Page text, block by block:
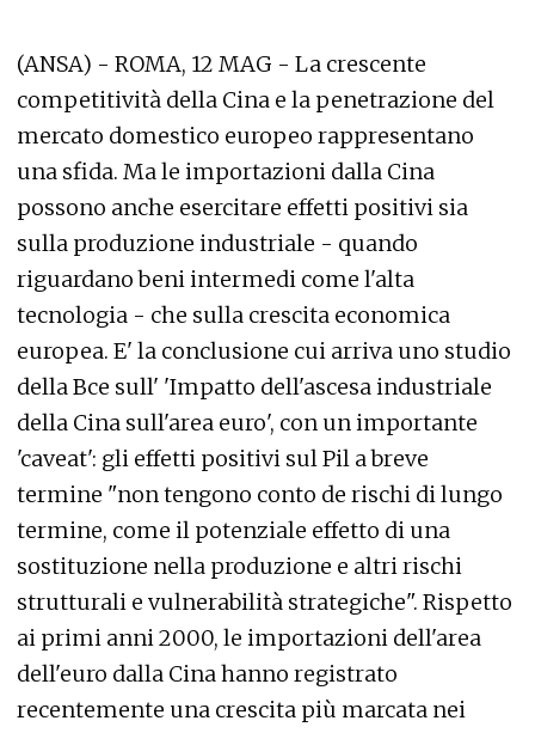
(ANSA) - ROMA, 12 MAG - La crescente
competitività della Cina e la penetrazione del
mercato domestico europeo rappresentano
una sfida. Ma le importazioni dalla Cina
possono anche esercitare effetti positivi sia
sulla produzione industriale - quando
riguardano beni intermedi come l'alta
tecnologia - che sulla crescita economica
europea. E' la conclusione cui arriva uno studio
della Bce sull' 'Impatto dell'ascesa industriale
della Cina sull'area euro', con un importante
'caveat': gli effetti positivi sul Pil a breve
termine "non tengono conto de rischi di lungo
termine, come il potenziale effetto di una
sostituzione nella produzione e altri rischi
strutturali e vulnerabilità strategiche". Rispetto
ai primi anni 2000, le importazioni dell'area
dell'euro dalla Cina hanno registrato
recentemente una crescita più marcata nei